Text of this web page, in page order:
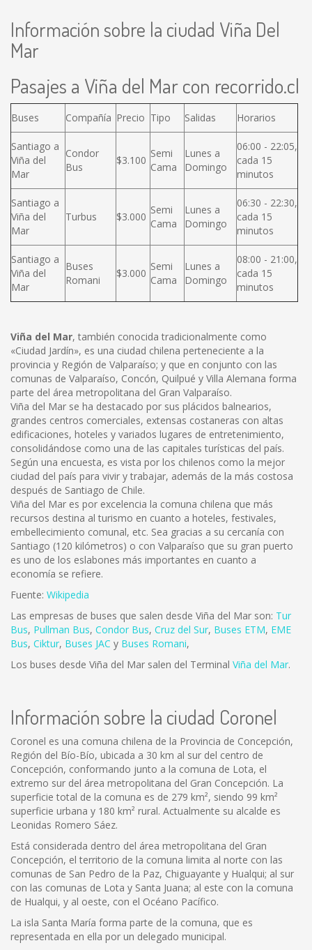
Información sobre la ciudad Viña Del
Mar
Pasajes a Viña del Mar con recorrido.cl
Buses Compañía Precio Tipo Salidas Horarios
Santiago a
Viña del
Mar
Condor
Bus
$3.100
Semi
Cama
Lunes a
Domingo
06:00 - 22:05,
cada 15
minutos
Santiago a
Viña del
Mar
Turbus $3.000
Semi
Cama
Lunes a
Domingo
06:30 - 22:30,
cada 15
minutos
Santiago a
Viña del
Mar
Buses
Romani
$3.000
Semi
Cama
Lunes a
Domingo
08:00 - 21:00,
cada 15
minutos
Viña del Mar, también conocida tradicionalmente como
«Ciudad Jardín», es una ciudad chilena perteneciente a la
provincia y Región de Valparaíso; y que en conjunto con las
comunas de Valparaíso, Concón, Quilpué y Villa Alemana forma
parte del área metropolitana del Gran Valparaíso.
Viña del Mar se ha destacado por sus plácidos balnearios,
grandes centros comerciales, extensas costaneras con altas
edificaciones, hoteles y variados lugares de entretenimiento,
consolidándose como una de las capitales turísticas del país.
Según una encuesta, es vista por los chilenos como la mejor
ciudad del país para vivir y trabajar, además de la más costosa
después de Santiago de Chile.
Viña del Mar es por excelencia la comuna chilena que más
recursos destina al turismo en cuanto a hoteles, festivales,
embellecimiento comunal, etc. Sea gracias a su cercanía con
Santiago (120 kilómetros) o con Valparaíso que su gran puerto
es uno de los eslabones más importantes en cuanto a
economía se refiere.
Fuente: Wikipedia
Las empresas de buses que salen desde Viña del Mar son: Tur
Bus, Pullman Bus, Condor Bus, Cruz del Sur, Buses ETM, EME
Bus, Ciktur, Buses JAC y Buses Romani,
Los buses desde Viña del Mar salen del Terminal Viña del Mar.
Información sobre la ciudad Coronel
Coronel es una comuna chilena de la Provincia de Concepción,
Región del Bío-Bío, ubicada a 30 km al sur del centro de
Concepción, conformando junto a la comuna de Lota, el
extremo sur del área metropolitana del Gran Concepción. La
superficie total de la comuna es de 279 km², siendo 99 km²
superficie urbana y 180 km² rural. Actualmente su alcalde es
Leonidas Romero Sáez.
Está considerada dentro del área metropolitana del Gran
Concepción, el territorio de la comuna limita al norte con las
comunas de San Pedro de la Paz, Chiguayante y Hualqui; al sur
con las comunas de Lota y Santa Juana; al este con la comuna
de Hualqui, y al oeste, con el Océano Pacífico.
La isla Santa María forma parte de la comuna, que es
representada en ella por un delegado municipal.